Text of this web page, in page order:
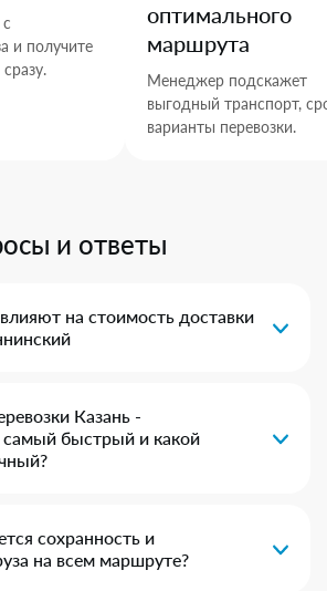
и получите
оптимального
маршрута
Менеджер подскажет
выгодный транспорт,
варианты перевозки.
и ответы
на стоимость доставки
Казань -
быстрый и какой
сохранность и
на всем маршруте?